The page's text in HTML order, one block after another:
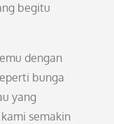
begitu
dengan
bunga
yang
semakin